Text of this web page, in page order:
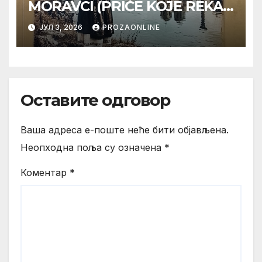
MORAVCI (PRIČE KOJE REKA
PAMTI)
ЈУЛ 3, 2026 PROZAONLINE
Оставите одговор
Ваша адреса е-поште неће бити објављена.
Неопходна поља су означена *
Коментар *